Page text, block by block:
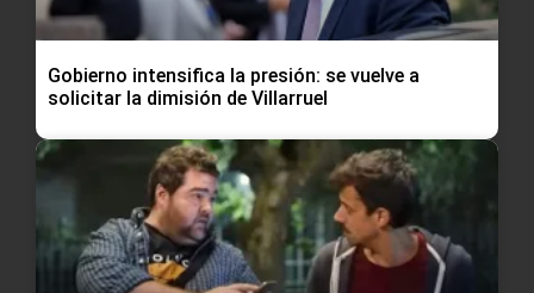
Gobierno intensifica la presión: se vuelve a
solicitar la dimisión de Villarruel